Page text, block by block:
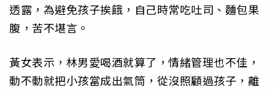
透露，為避免孩子挨餓，自己時常吃吐司、麵包果
腹，苦不堪言。
黃女表示，林男愛喝酒就算了，情緒管理也不佳，
動不動就把小孩當成出氣筒，從沒照顧過孩子，離